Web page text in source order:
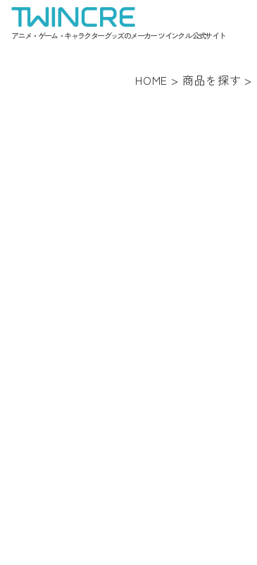
アニメ・ゲーム・キャラクターグッズのメーカー ツインクル 公式サイト
HOME > 商品を探す >